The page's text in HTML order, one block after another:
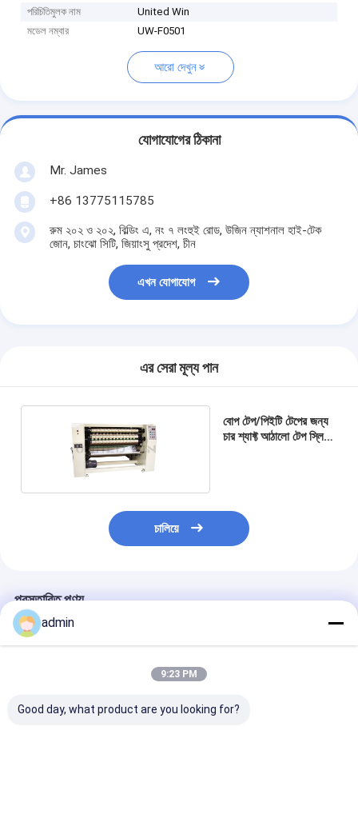
পরিচিতিমুলক নাম
United Win
মডেল নম্বার
UW-F0501
আরো দেখুন
যোগাযোগের ঠিকানা
Mr. James
+86 13775115785
রুম ২০২ ও ২০২, বিল্ডিং এ, নং ৭ লংহুই রোড, উজিন ন্যাশনাল হাই-টেক
জোন, চাংঝো সিটি, জিয়াংসু প্রদেশ, চীন
এখন যোগাযোগ
এর সেরা মূল্য পান
বোপ টেপ/পিইটি টেপের জন্য
চার শ্যাফ্ট আঠালো টেপ স্লিটিং
চালিয়ে
প্রস্তাবিত পণ্য
admin
9:23 PM
Good day, what product are you looking for?